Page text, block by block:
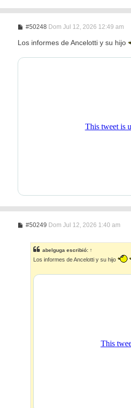
#50248M
n
Dom Jul 12, 2026 12:49 am
Los informes de Ancelotti y su hijo
#50249M
a
j
Dom Jul 12, 2026 1:40 am
abelguga escribió: ↑
Los informes de Ancelotti y su hijo